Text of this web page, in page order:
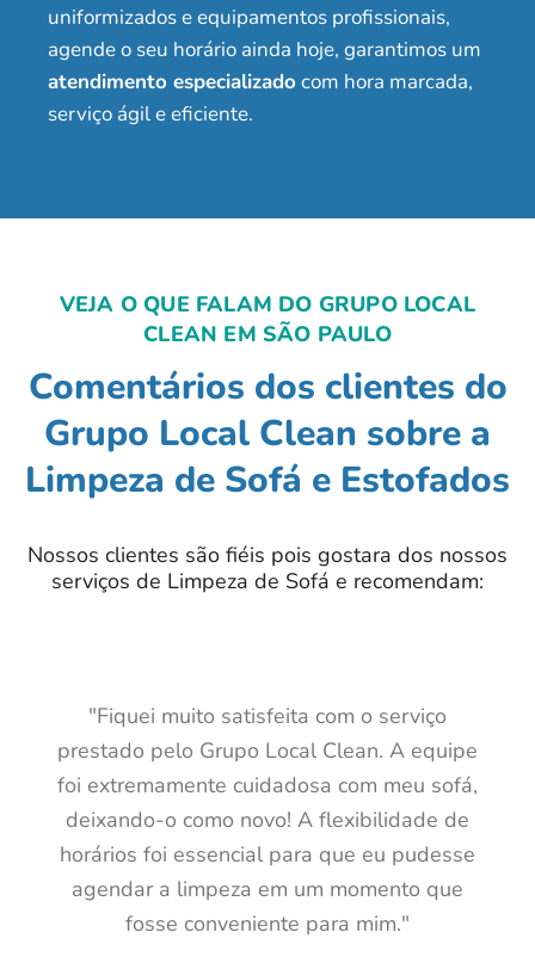
uniformizados e equipamentos profissionais,
agende o seu horário ainda hoje, garantimos um
atendimento especializado com hora marcada,
serviço ágil e eficiente.
VEJA O QUE FALAM DO GRUPO LOCAL
CLEAN EM SÃO PAULO
Comentários dos clientes do
Grupo Local Clean sobre a
Limpeza de Sofá e Estofados
Nossos clientes são fiéis pois gostara dos nossos
serviços de Limpeza de Sofá e recomendam:
"Fiquei muito satisfeita com o serviço
prestado pelo Grupo Local Clean. A equipe
foi extremamente cuidadosa com meu sofá,
deixando-o como novo! A flexibilidade de
horários foi essencial para que eu pudesse
agendar a limpeza em um momento que
fosse conveniente para mim."